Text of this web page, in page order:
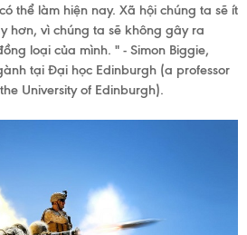
thể làm hiện nay. Xã hội chúng ta sẽ ít
hơn, vì chúng ta sẽ không gây ra
loại của mình. " - Simon Biggie,
tại Đại học Edinburgh (a professor
University of Edinburgh).